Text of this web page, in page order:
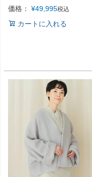
価格：
¥49,995税込
カートに入れる